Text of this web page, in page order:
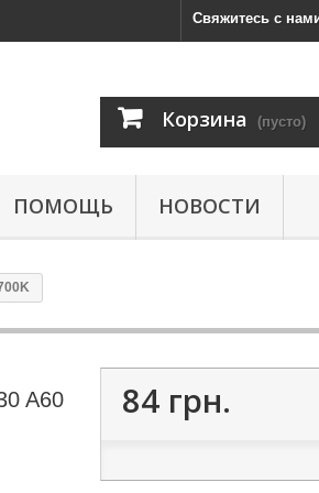
Свяжитесь с
Корзина (пусто)
ПОМОЩЬ НОВОСТИ
A60
84 грн.